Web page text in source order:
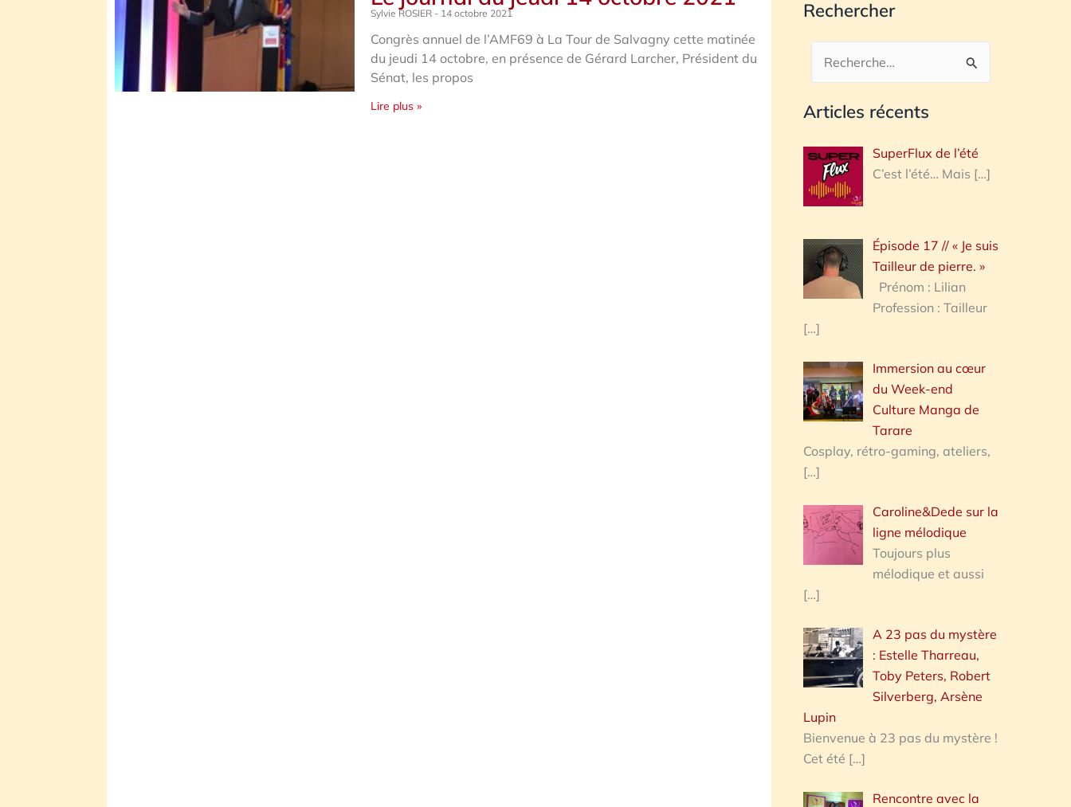
Sylvie ROSIER 14 octobre 2021
Congrès annuel de l’AMF69 à La Tour de Salvagny cette matinée
du jeudi 14 octobre, en présence de Gérard Larcher, Président du
Sénat, les propos
Lire plus »
Rechercher
Rechercher :
Articles récents
SuperFlux de l’été
C’est l’été… Mais […]
Épisode 17 // « Je suis
Tailleur de pierre. »
Prénom : Lilian
Profession : Tailleur
[…]
Immersion au cœur
du Week-end
Culture Manga de
Tarare
Cosplay, rétro-gaming, ateliers,
[…]
Caroline&Dede sur la
ligne mélodique
Toujours plus
mélodique et aussi
[…]
A 23 pas du mystère
: Estelle Tharreau,
Toby Peters, Robert
Silverberg, Arsène
Lupin
Bienvenue à 23 pas du mystère !
Cet été […]
Rencontre avec la